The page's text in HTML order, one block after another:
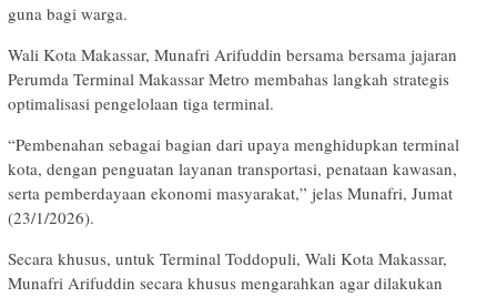
guna bagi warga.
Wali Kota Makassar, Munafri Arifuddin bersama bersama jajaran
Perumda Terminal Makassar Metro membahas langkah strategis
optimalisasi pengelolaan tiga terminal.
“Pembenahan sebagai bagian dari upaya menghidupkan terminal
kota, dengan penguatan layanan transportasi, penataan kawasan,
serta pemberdayaan ekonomi masyarakat,” jelas Munafri, Jumat
(23/1/2026).
Secara khusus, untuk Terminal Toddopuli, Wali Kota Makassar,
Munafri Arifuddin secara khusus mengarahkan agar dilakukan